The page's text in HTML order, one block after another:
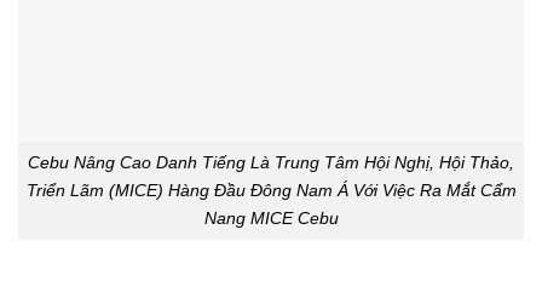
Cebu Nâng Cao Danh Tiếng Là Trung Tâm Hội Nghị, Hội Thảo,
Triển Lãm (MICE) Hàng Đầu Đông Nam Á Với Việc Ra Mắt Cẩm
Nang MICE Cebu